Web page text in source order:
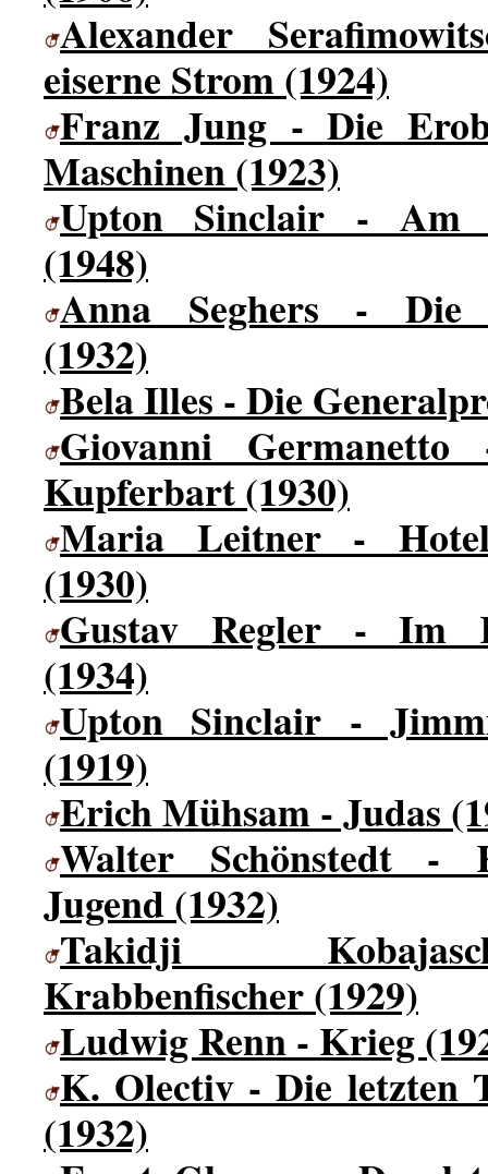
Alexander
eiserne Strom (1924)
Franz Jung - Die
Maschinen (1923)
Upton Sinclair - Am
(1948)
Anna Seghers - Die
(1932)
Bela Illes - Die
Giovanni Germanetto
Kupferbart (1930)
Maria Leitner -
(1930)
Gustav Regler - Im
(1934)
Upton Sinclair -
(1919)
Erich Mühsam - Judas
Walter Schönstedt -
Jugend (1932)
Takidji
Krabbenfischer (1929)
Ludwig Renn - Krieg
K. Olectiv - Die letzten
(1932)